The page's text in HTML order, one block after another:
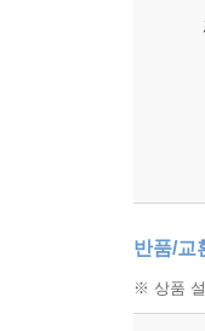
반품/교
※ 상품